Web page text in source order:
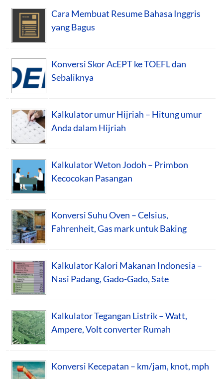
Cara Membuat Resume Bahasa Inggris
yang Bagus
Konversi Skor AcEPT ke TOEFL dan
Sebaliknya
Kalkulator umur Hijriah – Hitung umur
Anda dalam Hijriah
Kalkulator Weton Jodoh – Primbon
Kecocokan Pasangan
Konversi Suhu Oven – Celsius,
Fahrenheit, Gas mark untuk Baking
Kalkulator Kalori Makanan Indonesia –
Nasi Padang, Gado-Gado, Sate
Kalkulator Tegangan Listrik – Watt,
Ampere, Volt converter Rumah
Konversi Kecepatan – km/jam, knot, mph